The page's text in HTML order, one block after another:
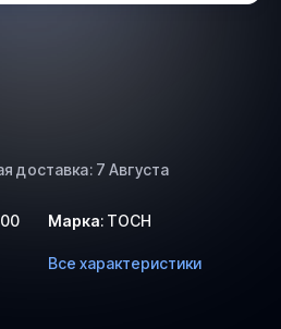
доставка: 7 Августа
Марка: ТОСН
Все характеристики